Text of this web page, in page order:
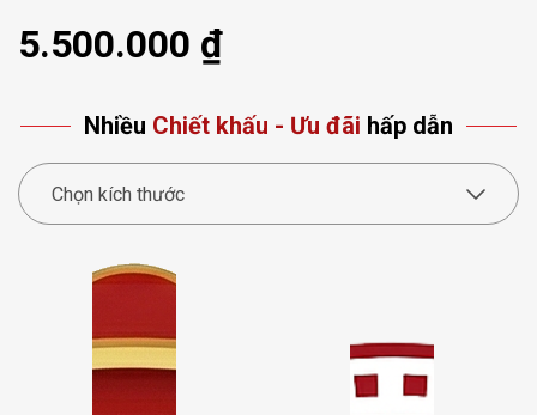
5.500.000 ₫
Nhiều Chiết khấu - Ưu đãi hấp dẫn
Chọn kích thước